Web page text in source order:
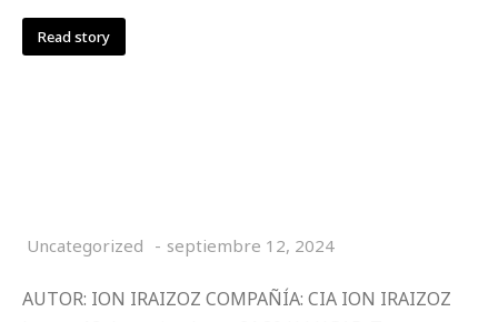
Read story
Uncategorized septiembre 12, 2024
AUTOR: ION IRAIZOZ COMPAÑÍA: CIA ION IRAIZOZ